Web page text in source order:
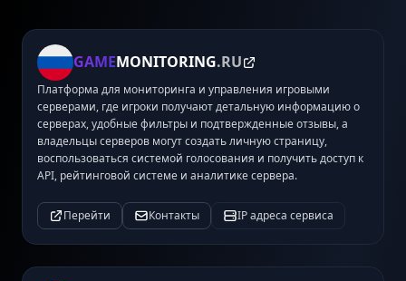
GAMEMONITORING.RU
Платформа для мониторинга и управления игровыми
серверами, где игроки получают детальную информацию о
серверах, удобные фильтры и подтвержденные отзывы, а
владельцы серверов могут создать личную страницу,
воспользоваться системой голосования и получить доступ к
API, рейтинговой системе и аналитике сервера.
Перейти Контакты IP адреса сервиса